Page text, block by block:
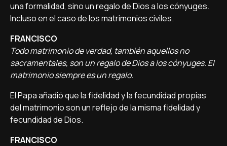
una formalidad, sino un regalo de Dios a los cónyuges.
Incluso en el caso de los matrimonios civiles.
FRANCISCO
Todo matrimonio de verdad, también aquellos no
sacramentales, son un regalo de Dios a los cónyuges. El
matrimonio siempre es un regalo.
El Papa añadió que la fidelidad y la fecundidad propias
del matrimonio son un reflejo de la misma fidelidad y
fecundidad de Dios.
FRANCISCO